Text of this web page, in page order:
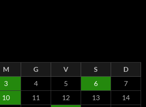
M G V S
D
3 4 5 6
7
10 11 12 13
14